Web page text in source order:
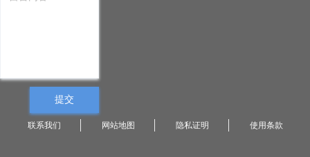
联系我们 网站地图 隐私证明 使用条款
提交